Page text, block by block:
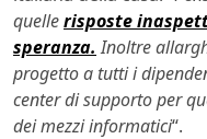
quellerisposte
speranza. Inoltre
progetto a tutti i
center di supporto per
dei mezzi informatici“.